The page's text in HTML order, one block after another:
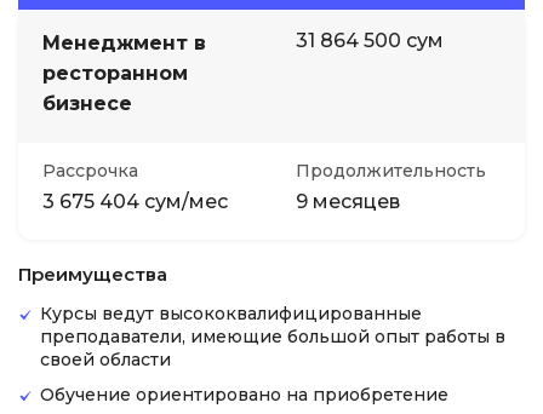
Менеджмент в
ресторанном
бизнесе
31 864 500 сум
Рассрочка
3 675 404 сум/мес
Продолжительность
9 месяцев
Преимущества
Курсы ведут высококвалифицированные
преподаватели, имеющие большой опыт работы в
своей области
Обучение ориентировано на приобретение